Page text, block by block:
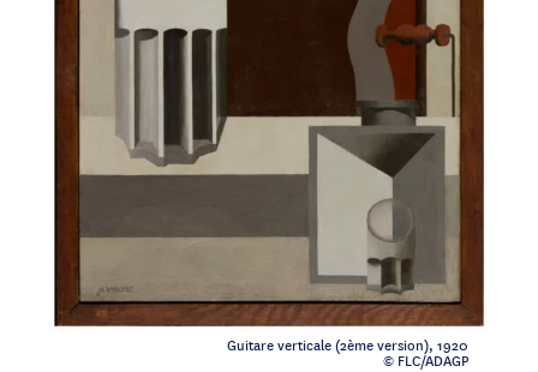
Guitare verticale (2ème version), 1920
© FLC/ADAGP